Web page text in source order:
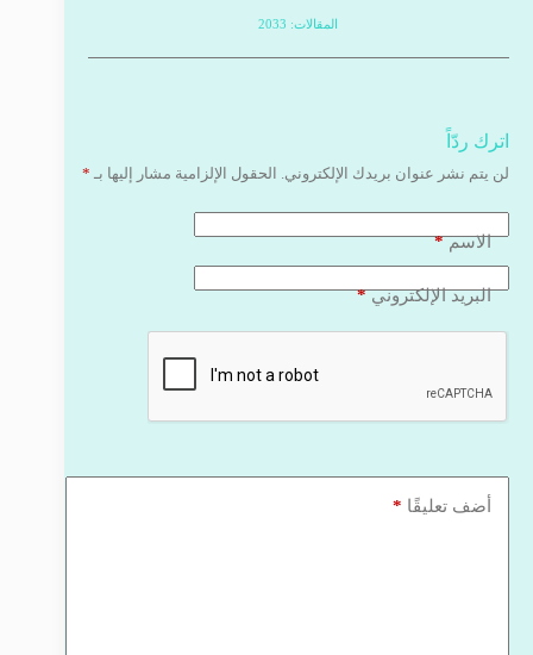
المقالات: 2033
اترك ردّاً
لن يتم نشر عنوان بريدك الإلكتروني. الحقول الإلزامية مشار إليها بـ *
الاسم*
البريد الإلكتروني*
أضف تعليقًا *